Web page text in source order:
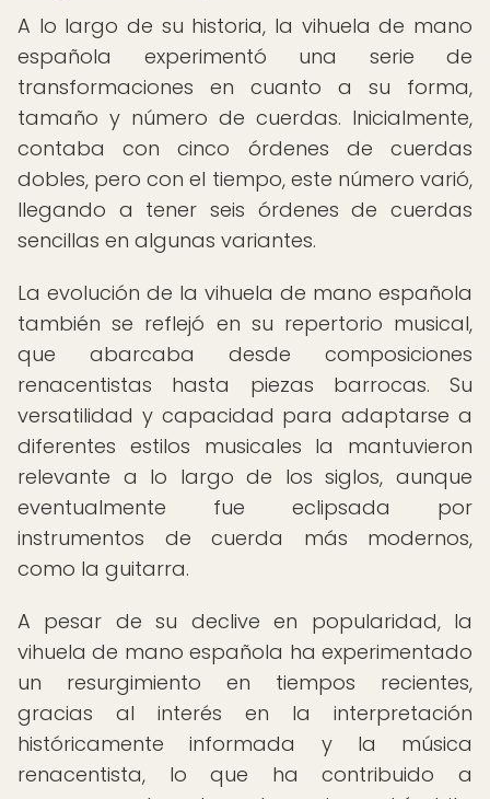
A lo largo de su historia, la vihuela de mano
española experimentó una serie de
transformaciones en cuanto a su forma,
tamaño y número de cuerdas. Inicialmente,
contaba con cinco órdenes de cuerdas
dobles, pero con el tiempo, este número varió,
llegando a tener seis órdenes de cuerdas
sencillas en algunas variantes.
La evolución de la vihuela de mano española
también se reflejó en su repertorio musical,
que abarcaba desde composiciones
renacentistas hasta piezas barrocas. Su
versatilidad y capacidad para adaptarse a
diferentes estilos musicales la mantuvieron
relevante a lo largo de los siglos, aunque
eventualmente fue eclipsada por
instrumentos de cuerda más modernos,
como la guitarra.
A pesar de su declive en popularidad, la
vihuela de mano española ha experimentado
un resurgimiento en tiempos recientes,
gracias al interés en la interpretación
históricamente informada y la música
renacentista, lo que ha contribuido a